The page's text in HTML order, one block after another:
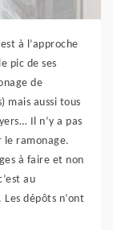
à l’approche
pic de ses
de
mais aussi tous
Il n’y a pas
ramonage.
à faire et non
au
dépôts n’ont